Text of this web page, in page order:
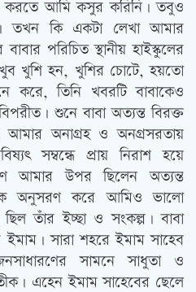
করতে আমি কসুর করিনি। তবুও
তখন কি একটা লেখা আমার
পরিচিত স্থানীয় হাইস্কুলের
খুশি হন, খুশির চোটে, হয়তো
করে, তিনি খবরটি বাবাকেও
শুনে বাবা অত্যন্ত বিরক্ত
আমার অনাগ্রহ ও অনগ্রসরতায়
সম্বন্ধে প্রায় নিরাশ হয়ে
আমার উপর ছিলেন অত্যন্ত
অনুসরণ করে আমিও ভালো
তাঁর ইচ্ছা ও সংকল্প। বাবা
সারা শহরে ইমাম সাহেব
সামনে সাধুতা ও
এহেন ইমাম সাহেবের ছেলে